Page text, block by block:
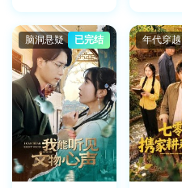
脑洞悬疑 已完结 年代穿越